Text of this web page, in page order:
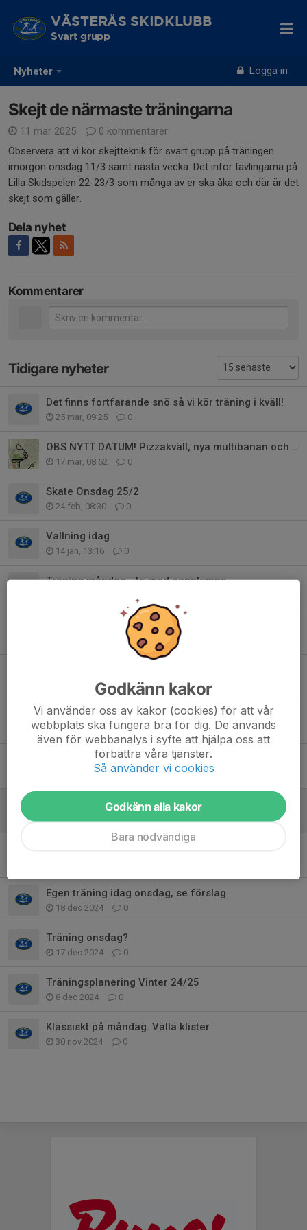
Nyheter Logga in
VÄSTERÅS SKIDKLUBB
Svart grupp
Skejt de närmaste träningarna
11 mar 2025
0 kommentarer
Observera att vi kör skejtteknik för svart grupp på träningen
imorgon onsdag 11/3 samt nästa vecka. Det inför tävlingarna på
Lilla Skidspelen 22-23/3 som många av er ska åka och där är det
skejt som gäller.
Dela nyhet
Kommentarer
Tidigare nyheter
Det finns fortfarande snö så vi kör träning i kväll!
25 mar, 09:25 0
OBS NYTT DATUM! Pizzakväll, nya multibanan och framtida träning
17 mar, 08:52 0
Skate Onsdag 25/2
24 feb, 08:30 0
Vallning idag
14 jan, 13:16 0
Träning måndag - ta med pannlampa
Skate i Vedbobacken idag!
0
14 dec 2025 0
Utlämning av tävlingskläder
8 dec 2025 0
Beställning samt återlämning av tävlingskläder
15 okt 2025 0
Skejt de närmaste träningarna
Egen träning idag onsdag, se förslag
18 dec 2024 0
Träning onsdag?
17 dec 2024 0
Träningsplanering Vinter 24/25
8 dec 2024 0
Klassiskt på måndag. Valla klister
30 nov 2024 0
Godkänn kakor
Vi använder oss av kakor (cookies) för att vår
webbplats ska fungera bra för dig. De används
även för webbanalys i syfte att hjälpa oss att
förbättra våra tjänster.
Så använder vi cookies
Godkänn alla kakor
Bara nödvändiga